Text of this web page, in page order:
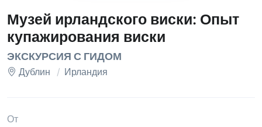
Музей ирландского виски: Опыт
купажирования виски
ЭКСКУРСИЯ С ГИДОМ
Дублин Ирландия
От